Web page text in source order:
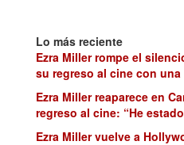
Lo más reciente
Ezra Miller rompe el
su regreso al cine con
Ezra Miller reaparece en
regreso al cine: “He
Ezra Miller vuelve a